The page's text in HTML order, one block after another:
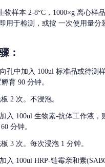
物样本 2-8°C，1000×g 离心样
用于检测，或按 一次使用量分
：
向孔中加入 100ul 标准品或待测
育 90 分钟。
2 次。不浸泡。
加入 100ul 生物素-抗体工作液，
分钟。
3 次。每次浸泡 1 分钟。
加入 100ul HRP-链霉亲和素